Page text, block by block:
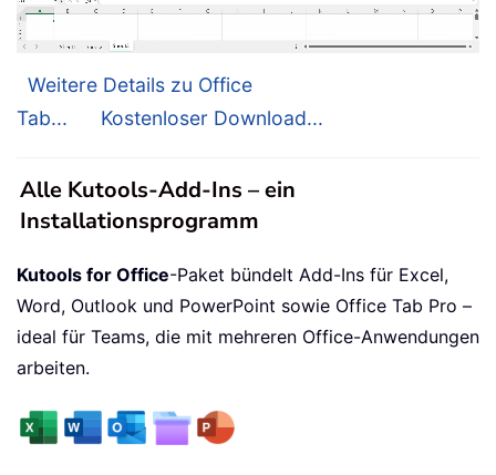
Weitere Details zu Office
Tab...
Kostenloser Download...
Alle Kutools-Add-Ins – ein
Installationsprogramm
Kutools for Office-Paket bündelt Add-Ins für Excel,
Word, Outlook und PowerPoint sowie Office Tab Pro –
ideal für Teams, die mit mehreren Office-Anwendungen
arbeiten.